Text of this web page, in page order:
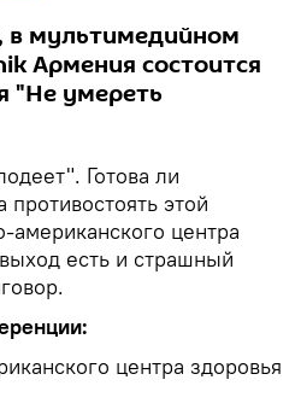
в мультимедийном
Армения состоится
"Не умереть
Готова ли
этой
американского центра
есть и страшный
центра здоровья